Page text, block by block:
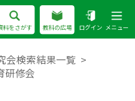
料をさがす 教科の広場 ログイン メニュー
会検索結果一覧
研修会